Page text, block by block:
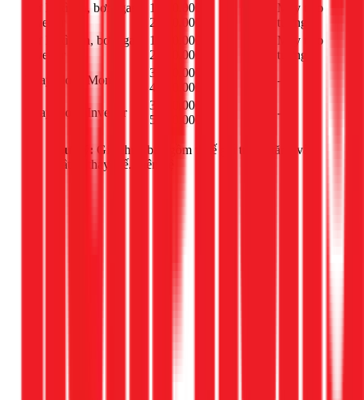
Xử lý xì tán, bơm gas
Inverter
1.100.000 -
2.000.000đ
Máy treo
tường
Xử lý xì dàn, bơm gas
Inverter
1.500.000 -
2.400.000đ
Máy treo
tường
Thay block Mono
3.500.000 -
4.500.000đ
-
Thay block Inverter
3.800.000 -
5.000.000đ
-
Lưu ý: Giá chưa bao gồm thuế giá trị gia tăng và
vật tư thay thế. Liên hệ